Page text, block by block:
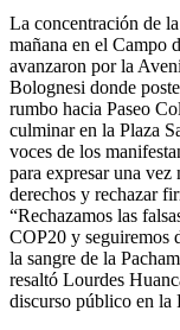
La concentración de
mañana en el Campo
avanzaron por la
Bolognesi donde
rumbo hacia Paseo
culminar en la Plaza
voces de los
para expresar una vez
derechos y rechazar
“Rechazamos las
COP20 y seguiremos
la sangre de la
resaltó Lourdes
discurso público en la